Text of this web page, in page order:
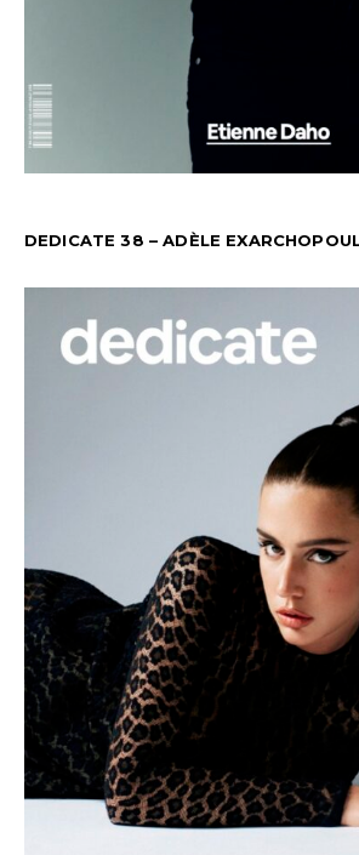
DEDICATE 38 – ADÈLE